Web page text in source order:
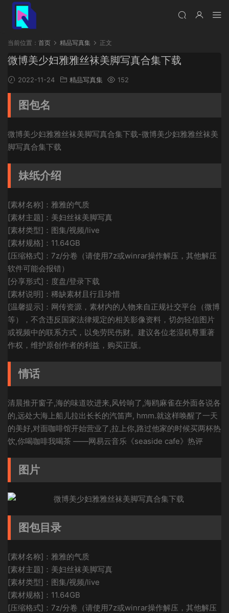
当前位置： 首页 精品写真集 正文
微博美少妇雅雅丝袜美脚写真合集下载
2022-11-24 精品写真集 152
图包名
微博美少妇雅雅丝袜美脚写真合集下载-微博美少妇雅雅丝袜美
脚写真合集下载
妹纸介绍
[素材名称]：雅雅的气质
[素材主题]：美妇丝袜美脚写真
[素材类型]：图集/视频/live
[素材规格]：11.64GB
[压缩格式]：7z/分卷（请使用7z或winrar操作解压，其他解压
软件可能会报错）
[分享形式]：度盘/登录下载
[素材说明]：稀缺素材且行且珍惜
[温馨提示]：网传资源，素材内的人物来自正规社交平台（微博
等），不含违反国家法律规定的相关影像资料，切勿轻信图片
或视频中的联系方式，以免劳民伤财。建议各位老湿机尊重著
作权，维护原创作者的利益，购买正版。
情话
清晨推开窗子,海的味道吹进来,风铃响了,海鸥麻雀在外面各说各
的,远处大海上船儿拉出长长的汽笛声, hmm.就这样唤醒了一天
的美好,对面咖啡馆开始营业了,拉上你,路过他家的时候买两杯热
饮,你喝咖啡我喝茶 ——网易云音乐《seaside cafe》热评
图片
图包目录
[素材名称]：雅雅的气质
[素材主题]：美妇丝袜美脚写真
[素材类型]：图集/视频/live
[素材规格]：11.64GB
[压缩格式]：7z/分卷（请使用7z或winrar操作解压，其他解压